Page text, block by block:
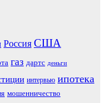
Россия США
газ дартс деньги
интервью ипотека
мошенничество